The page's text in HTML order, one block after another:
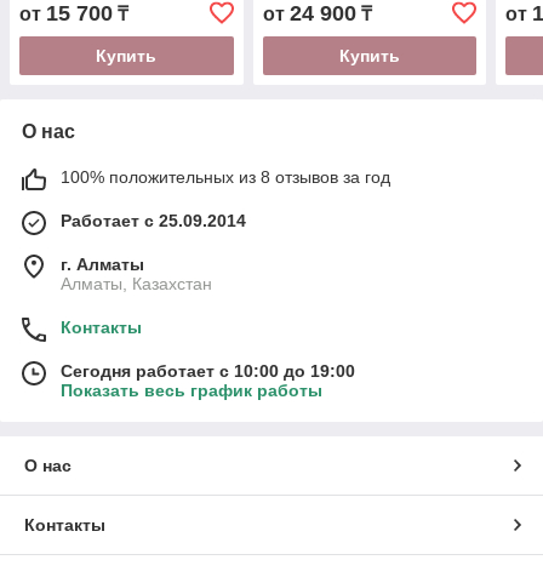
от 15 700 ₸
Купить
от 24 900₸
Купить
от
О нас
100% положительных из 8 отзывов за год
Работает с 25.09.2014
г. Алматы
Алматы, Казахстан
Контакты
Сегодня работает с 10:00 до 19:00
Показать весь график работы
О нас
Контакты